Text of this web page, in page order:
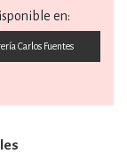
en:
Carlos Fuentes